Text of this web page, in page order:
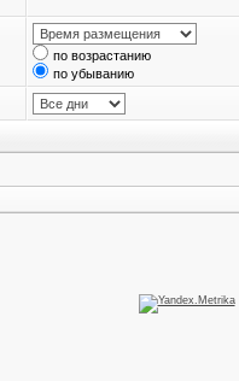
по возрастанию
по убыванию